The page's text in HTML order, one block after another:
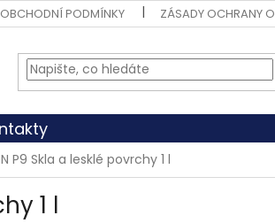
OBCHODNÍ PODMÍNKY ZÁSADY OCHRANY
P9 Skla a lesklé povrchy 1 l
1 l